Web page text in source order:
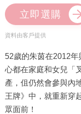
立即選購
資料由客戶提供
52歲的朱茵在2012
心都在家庭和女兒「
產，伹仍然會參與內
王牌》中，就重新穿
眾面前！